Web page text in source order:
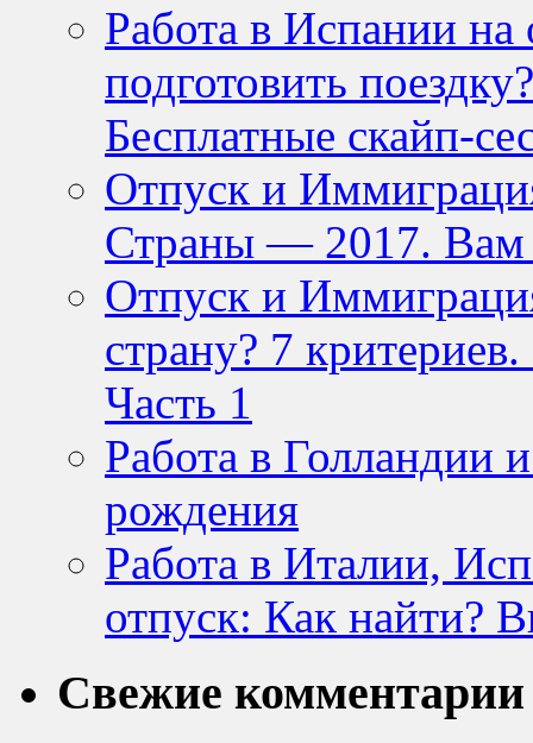
Работа в Испании
подготовить
Бесплатные скайп-
Отпуск и
Страны — 2017. Вам
Отпуск и
страну? 7
Часть 1
Работа в
рождения
Работа в Италии,
отпуск: Как найти?
Свежие комментарии